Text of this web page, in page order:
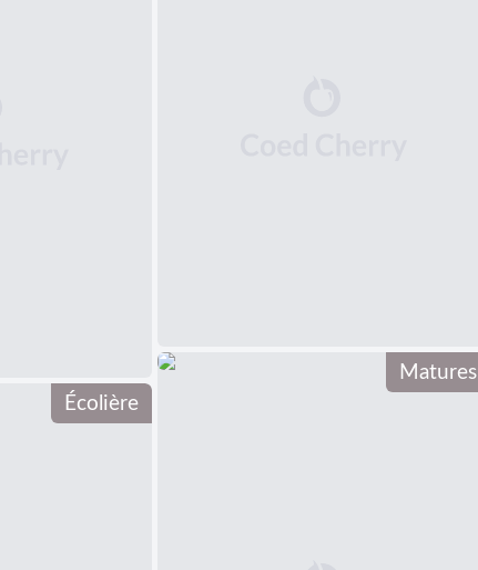
Matures
Écolière